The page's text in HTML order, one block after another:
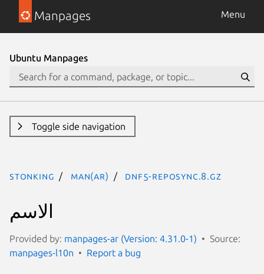
Manpages Menu
Ubuntu Manpages
Toggle side navigation
stonking man(ar) dnf5-reposync.8.gz
الاسم
Provided by: manpages-ar (Version: 4.31.0-1)
Source:
manpages-l10n
Report a bug